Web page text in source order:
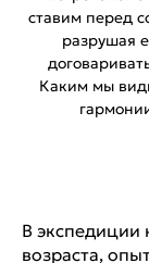
ставим перед
разрушая
Каким мы
В экспедиции
возраста,